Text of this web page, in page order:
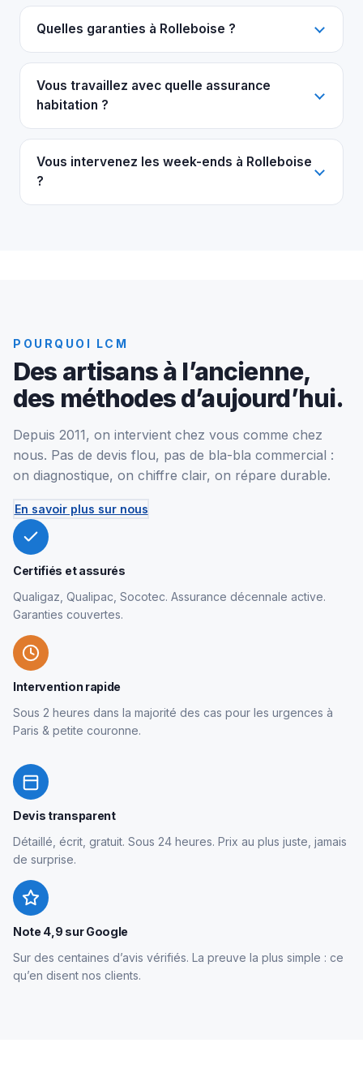
Quelles garanties à Rolleboise ?
Vous travaillez avec quelle assurance
habitation ?
Vous intervenez les week-ends à Rolleboise
?
POURQUOI LCM
Des artisans à l’ancienne,
des méthodes d’aujourd’hui.
Depuis 2011, on intervient chez vous comme chez
nous. Pas de devis flou, pas de bla-bla commercial :
on diagnostique, on chiffre clair, on répare durable.
En savoir plus sur nous
Certifiés et assurés
Qualigaz, Qualipac, Socotec. Assurance décennale active.
Garanties couvertes.
Intervention rapide
Sous 2 heures dans la majorité des cas pour les urgences à
Paris & petite couronne.
Devis transparent
Détaillé, écrit, gratuit. Sous 24 heures. Prix au plus juste, jamais
de surprise.
Note 4,9 sur Google
Sur des centaines d’avis vérifiés. La preuve la plus simple : ce
qu’en disent nos clients.